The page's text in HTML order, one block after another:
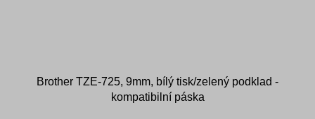
Brother TZE-725, 9mm, bílý tisk/zelený podklad -
kompatibilní páska